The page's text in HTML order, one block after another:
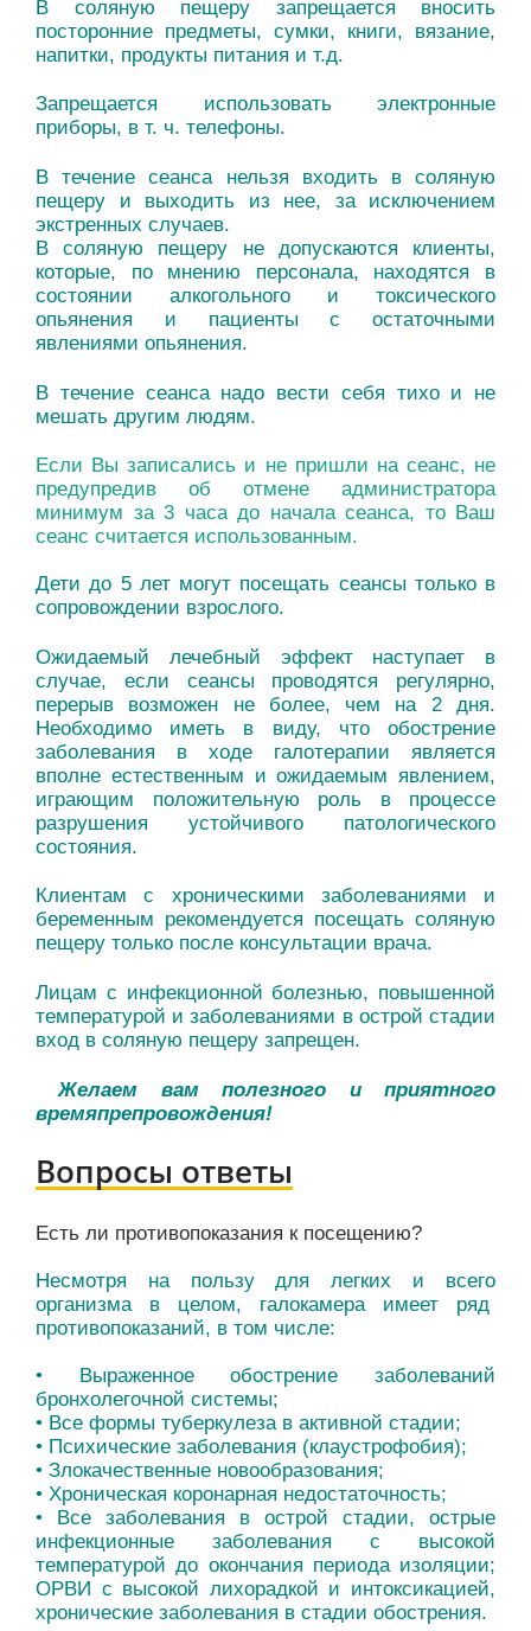
В соляную пещеру запрещается вносить
посторонние предметы, сумки, книги, вязание,
напитки, продукты питания и т.д.
Запрещается использовать электронные
приборы, в т. ч. телефоны.
В течение сеанса нельзя входить в соляную
пещеру и выходить из нее, за исключением
экстренных случаев.
В соляную пещеру не допускаются клиенты,
которые, по мнению персонала, находятся в
состоянии алкогольного и токсического
опьянения и пациенты с остаточными
явлениями опьянения.
В течение сеанса надо вести себя тихо и не
мешать другим людям.
Если Вы записались и не пришли на сеанс, не
предупредив об отмене администратора
минимум за 3 часа до начала сеанса, то Ваш
сеанс считается использованным.
Дети до 5 лет могут посещать сеансы только в
сопровождении взрослого.
Ожидаемый лечебный эффект наступает в
случае, если сеансы проводятся регулярно,
перерыв возможен не более, чем на 2 дня.
Необходимо иметь в виду, что обострение
заболевания в ходе галотерапии является
вполне естественным и ожидаемым явлением,
играющим положительную роль в процессе
разрушения устойчивого патологического
состояния.
Клиентам с хроническими заболеваниями и
беременным рекомендуется посещать соляную
пещеру только после консультации врача.
Лицам с инфекционной болезнью, повышенной
температурой и заболеваниями в острой стадии
вход в соляную пещеру запрещен.
Желаем вам полезного и приятного
времяпрепровождения!
Вопросы ответы
Есть ли противопоказания к посещению?
Несмотря на пользу для легких и всего
организма в целом, галокамера имеет ряд
противопоказаний, в том числе:
• Выраженное обострение заболеваний
бронхолегочной системы;
• Все формы туберкулеза в активной стадии;
• Психические заболевания (клаустрофобия);
• Злокачественные новообразования;
• Хроническая коронарная недостаточность;
• Все заболевания в острой стадии, острые
инфекционные заболевания с высокой
температурой до окончания периода изоляции;
ОРВИ с высокой лихорадкой и интоксикацией,
хронические заболевания в стадии обострения.